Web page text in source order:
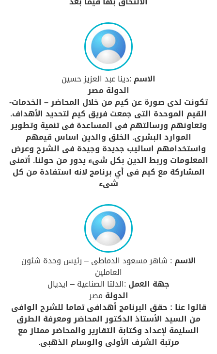
الاسم :دينا عبد العزيز حسين
الدولة مصر
تكونت لدى صورة عن كيم من خلال المحاضر – الخدمات-
القيم الموحدة التى جمعت فريق كيم لتحديد الأهداف.
وتعاونهم ورسالتهم فى المساعدة فى تنمية وتطوير
الموارد البشرى. الخلق والدين اساس قيمهم
واستخدامهم اساليب جديدة وجيدة فى الشرح وعرض
المعلومات وربط الدين بكل شىء يدور من حولنا. أتمنى
المشاركة مع كيم فى أي برنامج لانه استفادة من كل
شىء
الاسم : شاهر مسعود الدماطى – رئيس وحدة شئون
العاملين
جهة العمل :الدلتا الصناعية – ايديال
الدولة مصر
قالوا عنا : حقق البرنامج أهدافى تماما للشرح الوافى
من السيد الأستاذ الدكتور المحاضر ومعرفة الطرق
السليمة لإعداد وكتابة التقارير والمحاضر ممتاز مع
مرتبة الشرف الأولى والوسام الذهبى.